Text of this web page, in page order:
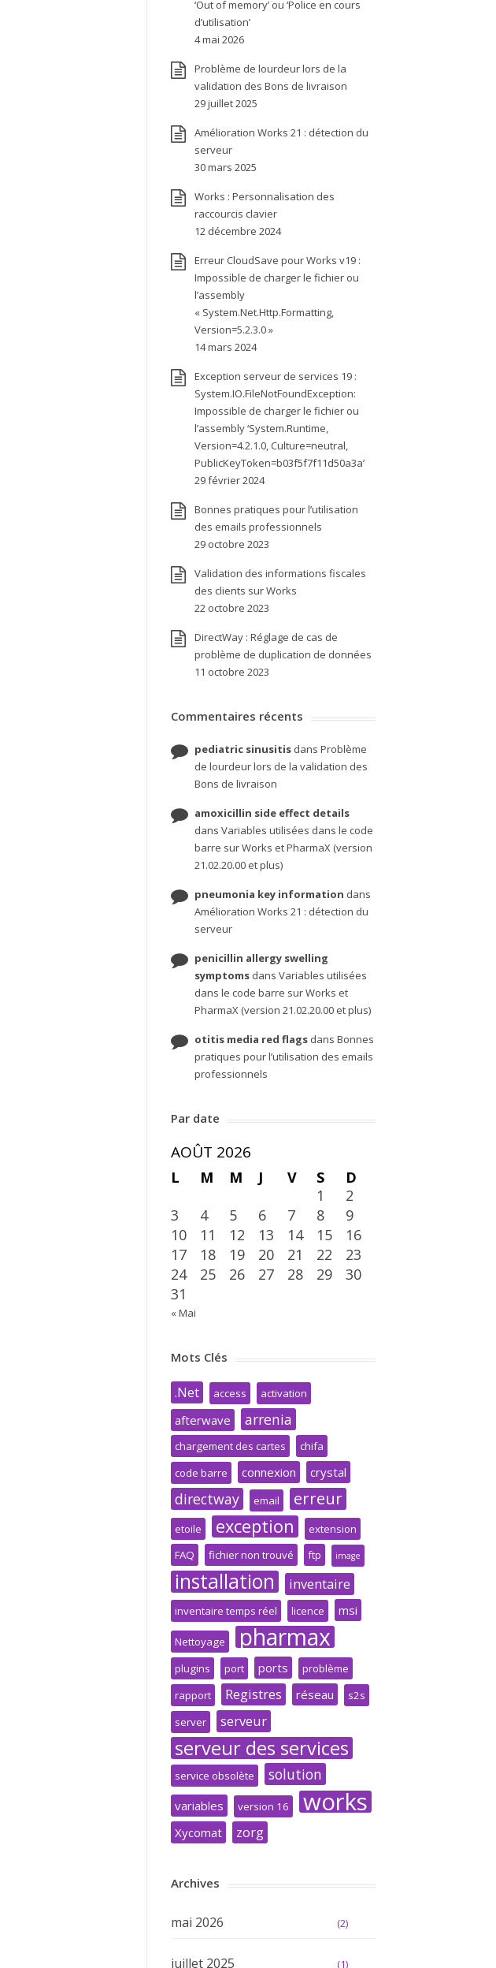
‘Out of memory’ ou ‘Police en cours
d’utilisation’
4 mai 2026
Problème de lourdeur lors de la
validation des Bons de livraison
29 juillet 2025
Amélioration Works 21 : détection du
serveur
30 mars 2025
Works : Personnalisation des
raccourcis clavier
12 décembre 2024
Erreur CloudSave pour Works v19 :
Impossible de charger le fichier ou
l’assembly
« System.Net.Http.Formatting,
Version=5.2.3.0 »
14 mars 2024
Exception serveur de services 19 :
System.IO.FileNotFoundException:
Impossible de charger le fichier ou
l’assembly ‘System.Runtime,
Version=4.2.1.0, Culture=neutral,
PublicKeyToken=b03f5f7f11d50a3a’
29 février 2024
Bonnes pratiques pour l’utilisation
des emails professionnels
29 octobre 2023
Validation des informations fiscales
des clients sur Works
22 octobre 2023
DirectWay : Réglage de cas de
problème de duplication de données
11 octobre 2023
Commentaires récents
pediatric sinusitisdans Problème
de lourdeur lors de la validation des
Bons de livraison
amoxicillin side effect details
dans Variables utilisées dans le code
barre sur Works et PharmaX (version
21.02.20.00 et plus)
pneumonia key information dans
Amélioration Works 21 : détection du
serveur
penicillin allergy swelling
symptomsdans Variables utilisées
dans le code barre sur Works et
PharmaX (version 21.02.20.00 et plus)
otitis media red flagsdans Bonnes
pratiques pour l’utilisation des emails
professionnels
Par date
AOÛT 2026
L M M J V S
D
1
2
3
4 5 6 7 8
9
10
11 12 13 14 15
16
17
18 19 20 21 22
23
24
25 26 27 28 29
30
31
« Mai
Mots Clés
.Net access activation
afterwave arrenia
chargement des cartes
chifa
code barre
connexion crystal
directway email erreur
etoile exception
extension
FAQ
fichier non trouvé ftp image
installation inventaire
inventaire temps réel licence msi
Nettoyage pharmax
plugins port ports
problème
rapport
Registres réseau
s2s
server
serveur
serveur des services
service obsolète solution
variables version 16 works
Xycomat zorg
Archives
mai 2026 (2)
juillet 2025 (1)